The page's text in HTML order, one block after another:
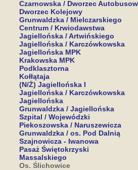
Czarnowska / Dworzec
Dworzec Kolejowy
Grunwaldzka / Mielczarskiego
Centrum / Krwiodawstwa
Jagiellońska / Artwińskiego
Jagiellońska / Karczówkowska
Jagiellońska MPK
Krakowska MPK
Podklasztorna
Kołłątaja
(N/Ż) Jagiellońska I
Jagiellońska / Karczówkowska
Jagiellońska
Grunwaldzka / Jagiellońska
Szpital / Wojewódzki
Piekoszowska / Naruszewicza
Grunwaldzka / os. Pod Dalnią
Szajnowicza - Iwanowa
Pasaż Świętokrzyski
Massalskiego
Os. Ślichowice